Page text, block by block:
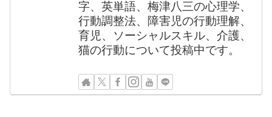
字、英単語、梅津八三の心理学、
行動調整法、障害児の行動理解、
育児、ソーシャルスキル、介護、
猫の行動について投稿中です。